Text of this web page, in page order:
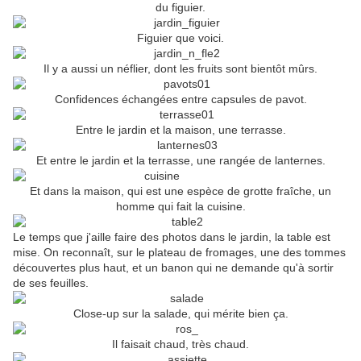
du figuier.
Figuier que voici.
Il y a aussi un néflier, dont les fruits sont bientôt mûrs.
Confidences échangées entre capsules de pavot.
Entre le jardin et la maison, une terrasse.
Et entre le jardin et la terrasse, une rangée de lanternes.
Et dans la maison, qui est une espèce de grotte fraîche, un
homme qui fait la cuisine.
Le temps que j'aille faire des photos dans le jardin, la table est
mise. On reconnaît, sur le plateau de fromages, une des tommes
découvertes plus haut, et un banon qui ne demande qu'à sortir
de ses feuilles.
Close-up sur la salade, qui mérite bien ça.
Il faisait chaud, très chaud.